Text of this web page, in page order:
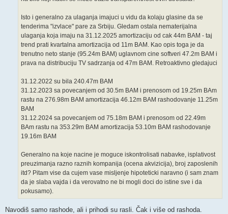
Isto i generalno za ulaganja imajuci u vidu da kolaju glasine da se
tenderima "izvlace" pare za Srbiju. Gledam ostala nematerijalna
ulaganja koja imaju na 31.12.2025 amortizaciju od cak 44m BAM - taj
trend prati kvartalna amortizacija od 11m BAM. Kao opis toga je da
trenutno neto stanje (95.24m BAM) uglavnom cine softveri 47.2m BAM i
prava na distribuciju TV sadrzanja od 47m BAM. Retroaktivno gledajuci
31.12.2022 su bila 240.47m BAM
31.12.2023 sa povecanjem od 30.5m BAM i prenosom od 19.25m BAm
rastu na 276.98m BAM amortizacija 46.12m BAM rashodovanje 11.25m
BAM
31.12.2024 sa povecanjem od 75.18m BAM i prenosom od 22.49m
BAm rastu na 353.29m BAM amortizacija 53.10m BAM rashodovanje
19.16m BAM
Generalno na koje nacine je moguce iskontrolisati nabavke, isplativost
preuzimanja razno raznih kompanija (ocena akvizicija), broj zaposlenih
itd? Pitam vise da cujem vase misljenje hipoteticki naravno (i sam znam
da je slaba vajda i da verovatno ne bi mogli doci do istine sve i da
pokusamo).
Navodiš samo rashode, ali i prihodi su rasli. Čak i više od rashoda.